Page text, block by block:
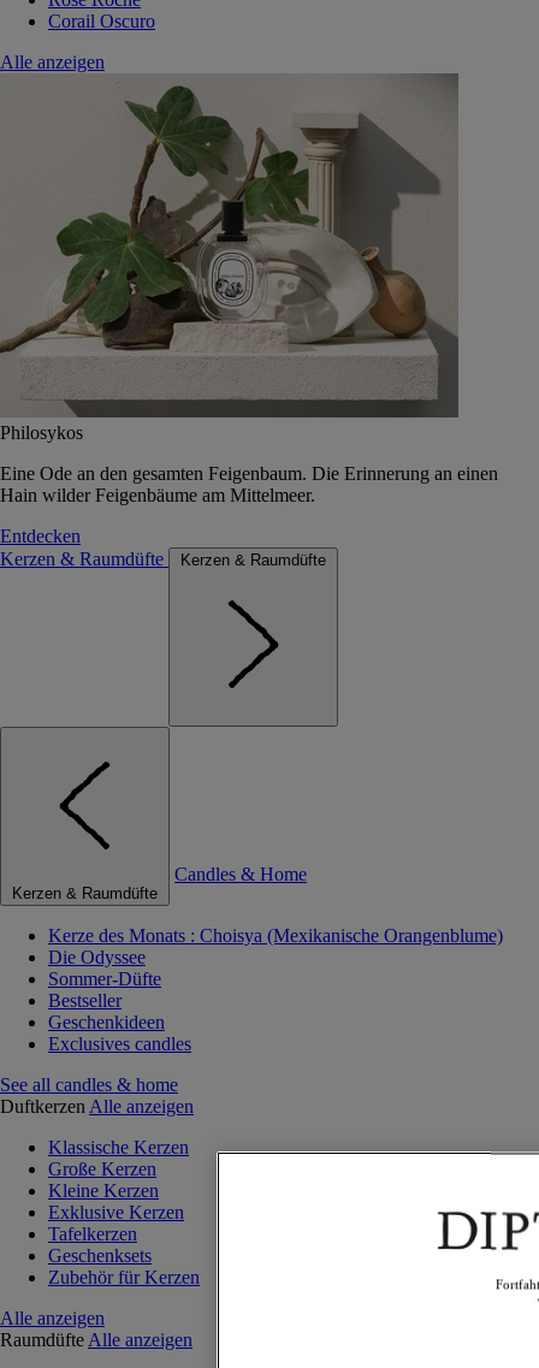
Corail Oscuro
Alle anzeigen
Philosykos
Eine Ode an den gesamten Feigenbaum. Die Erinnerung an einen
Hain wilder Feigenbäume am Mittelmeer.
Entdecken
Kerzen & Raumdüfte
Kerzen & Raumdüfte
Kerzen & Raumdüfte
Candles & Home
Kerze des Monats : Choisya (Mexikanische Orangenblume)
Die Odyssee
Sommer-Düfte
Bestseller
Geschenkideen
Exclusives candles
See all candles & home
Duftkerzen Alle anzeigen
Klassische Kerzen
Große Kerzen
Kleine Kerzen
Exklusive Kerzen
Tafelkerzen
Geschenksets
Zubehör für Kerzen
Alle anzeigen
Raumdüfte Alle anzeigen